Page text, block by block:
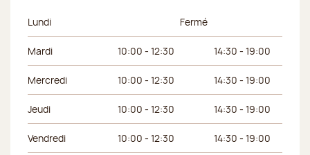
Jour de la semaine Horaires du matin
Lundi Fermé
Mardi 10:00 - 12:30 14:30 - 19:00
Mercredi 10:00 - 12:30 14:30 - 19:00
Jeudi 10:00 - 12:30 14:30 - 19:00
Vendredi 10:00 - 12:30 14:30 - 19:00